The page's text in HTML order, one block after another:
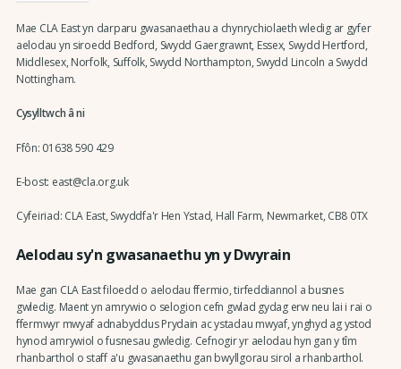
Mae CLA East yn darparu gwasanaethau a chynrychiolaeth wledig ar gyfer
aelodau yn siroedd Bedford, Swydd Gaergrawnt, Essex, Swydd Hertford,
Middlesex, Norfolk, Suffolk, Swydd Northampton, Swydd Lincoln a Swydd
Nottingham.
Cysylltwch â ni
Ffôn: 01638 590 429
E-bost: east@cla.org.uk
Cyfeiriad: CLA East, Swyddfa'r Hen Ystad, Hall Farm, Newmarket, CB8 0TX
Aelodau sy'n gwasanaethu yn y Dwyrain
Mae gan CLA East filoedd o aelodau ffermio, tirfeddiannol a busnes
gwledig. Maent yn amrywio o selogion cefn gwlad gydag erw neu lai i rai o
ffermwyr mwyaf adnabyddus Prydain ac ystadau mwyaf, ynghyd ag ystod
hynod amrywiol o fusnesau gwledig. Cefnogir yr aelodau hyn gan y tîm
rhanbarthol o staff a'u gwasanaethu gan bwyllgorau sirol a rhanbarthol.